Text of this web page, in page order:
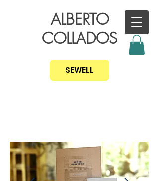
ALBERTO
COLLADOS
SEWELL